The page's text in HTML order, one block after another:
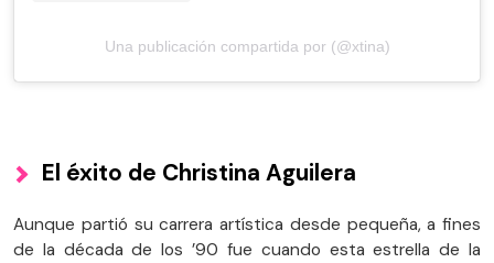
Una publicación compartida por (@xtina)
El éxito de Christina Aguilera
Aunque partió su carrera artística desde pequeña, a fines
de la década de los ’90 fue cuando esta estrella de la